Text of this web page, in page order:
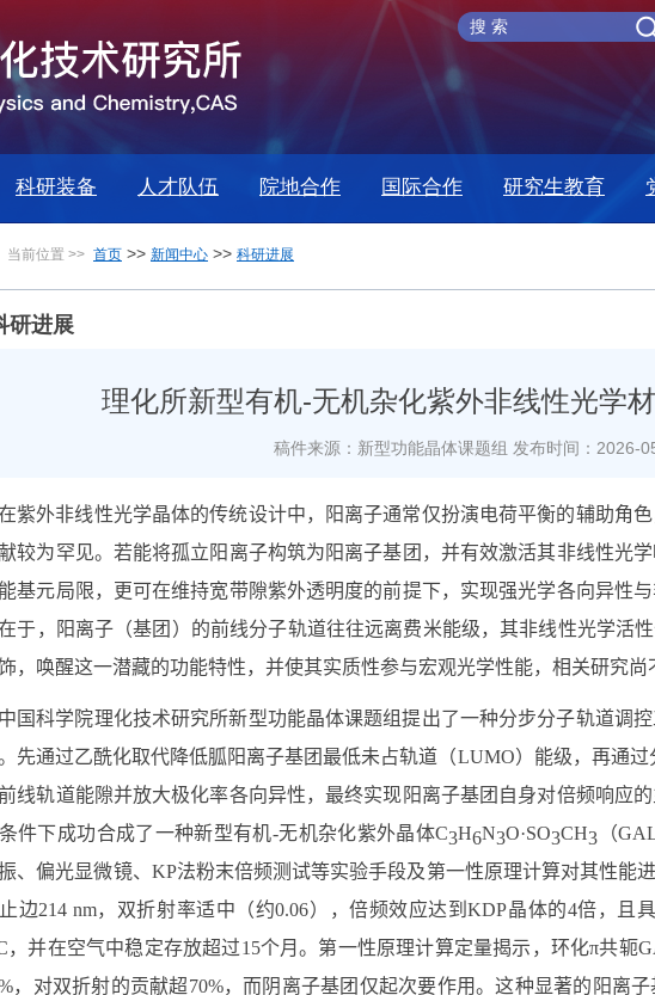
科研装备 人才队伍 院地合作 国际合作 研究生教育
当前位置 >> 首页 >> 新闻中心 >> 科研进展
研进展
理化所新型有机-无机杂化紫外非线性光学
稿件来源：新型功能晶体课题组 发布时间：2026-
紫外非线性光学晶体的传统设计中，阳离子通常仅扮演电荷平衡的辅助角
较为罕见。若能将孤立阳离子构筑为阳离子基团，并有效激活其非线性光
基元局限，更可在维持宽带隙紫外透明度的前提下，实现强光学各向异性
于，阳离子（基团）的前线分子轨道往往远离费米能级，其非线性光学活
，唤醒这一潜藏的功能特性，并使其实质性参与宏观光学性能，相关研究尚
中国科学院理化技术研究所新型功能晶体课题组提出了一种分步分子轨道调
先通过乙酰化取代降低胍阳离子基团最低未占轨道（LUMO）能级，再通
线轨道能隙并放大极化率各向异性，最终实现阳离子基团自身对倍频响应
件下成功合成了一种新型有机-无机杂化紫外晶体C3H6N3O·SO3CH3 （
、偏光显微镜、 KP法粉末倍频测试等实验手段及第一性原理计算对其性能
边214 nm，双折射率适中（约0.06），倍频效应达到KDP晶体的4倍，且
，并在空气中稳定存放超过15个月。第一性原理计算定量揭示，环化π共轭
，对双折射的贡献超70%，而阴离子基团仅起次要作用。这种显著的阳离